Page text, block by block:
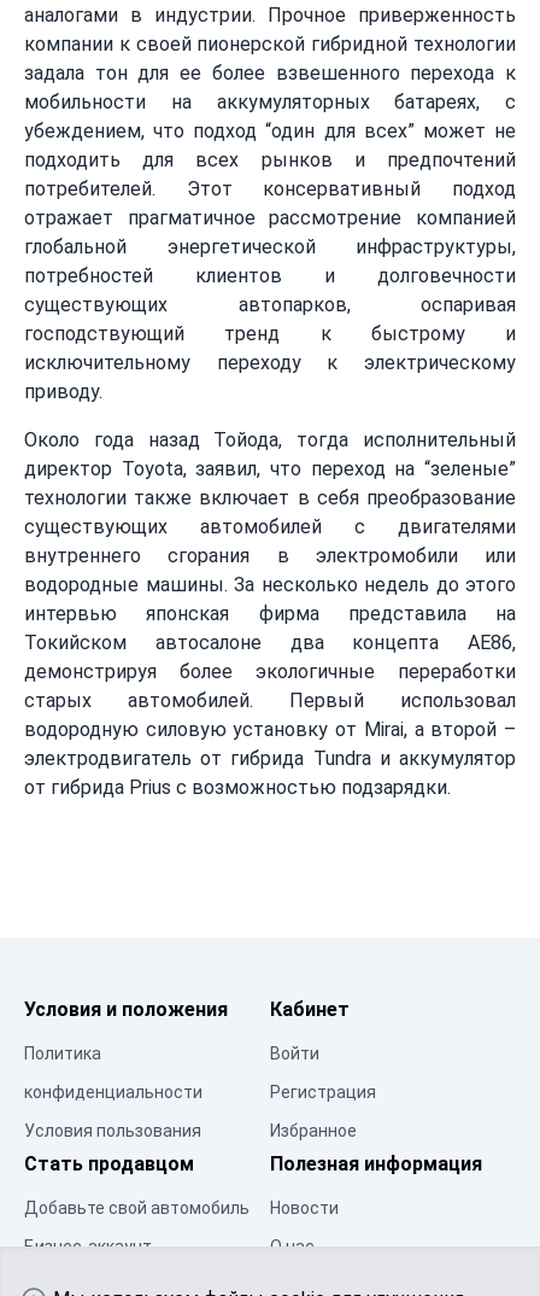
аналогами в индустрии. Прочное приверженность
компании к своей пионерской гибридной технологии
задала тон для ее более взвешенного перехода к
мобильности на аккумуляторных батареях, с
убеждением, что подход “один для всех” может не
подходить для всех рынков и предпочтений
потребителей. Этот консервативный подход
отражает прагматичное рассмотрение компанией
глобальной энергетической инфраструктуры,
потребностей клиентов и долговечности
существующих автопарков, оспаривая
господствующий тренд к быстрому и
исключительному переходу к электрическому
приводу.
Около года назад Тойода, тогда исполнительный
директор Toyota, заявил, что переход на “зеленые”
технологии также включает в себя преобразование
существующих автомобилей с двигателями
внутреннего сгорания в электромобили или
водородные машины. За несколько недель до этого
интервью японская фирма представила на
Токийском автосалоне два концепта AE86,
демонстрируя более экологичные переработки
старых автомобилей. Первый использовал
водородную силовую установку от Mirai, а второй –
электродвигатель от гибрида Tundra и аккумулятор
от гибрида Prius с возможностью подзарядки.
Условия и положения
Политика
конфиденциальности
Условия пользования
Кабинет
Войти
Регистрация
Избранное
Стать продавцом
Добавьте свой автомобиль
Бизнес-аккаунт
Центр ресурсов
Полезная информация
Новости
О нас